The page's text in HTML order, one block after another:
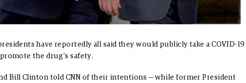
have reportedly all said they would publicly take a COVID-19
the drug’s safety.
Bill Clinton told CNN of their intentions — while former President